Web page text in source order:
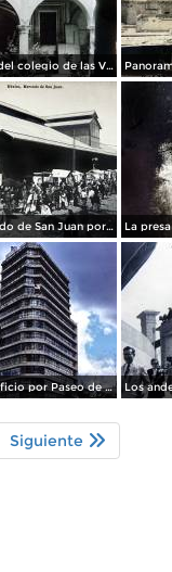
Patio del colegio de las Vizcainas por el fotografo Hugo Brehme.
Mercado de San Juan por el fotografo Felix Miret
Un edificio por Paseo de La Reforma 1950
Siguiente